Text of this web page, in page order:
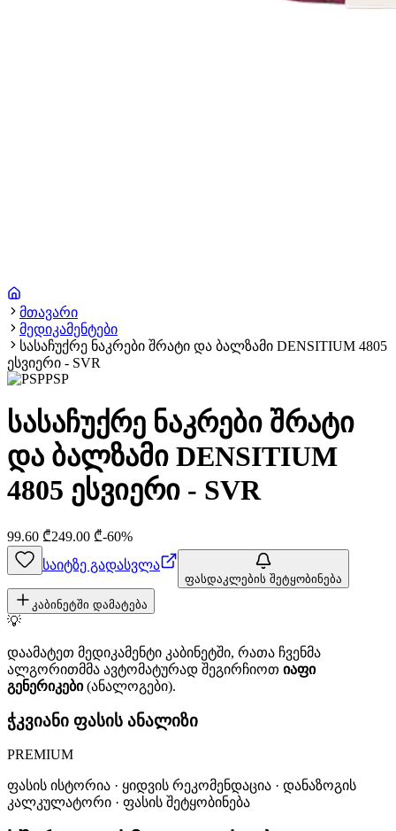
მთავარი
მედიკამენტები
სასაჩუქრე ნაკრები შრატი და ბალზამი DENSITIUM 4805
ესვიერი - SVR
PSP
სასაჩუქრე ნაკრები შრატი
და ბალზამი DENSITIUM
4805 ესვიერი - SVR
99.60 ₾249.00 ₾-60%
საიტზე გადასვლა
ფასდაკლების შეტყობინება
კაბინეტში დამატება
💡
დაამატეთ მედიკამენტი კაბინეტში, რათა ჩვენმა
ალგორითმმა ავტომატურად შეგირჩიოთ იაფი
გენერიკები(ანალოგები).
ჭკვიანი ფასის ანალიზი
PREMIUM
ფასის ისტორია · ყიდვის რეკომენდაცია · დანაზოგის
კალკულატორი · ფასის შეტყობინება